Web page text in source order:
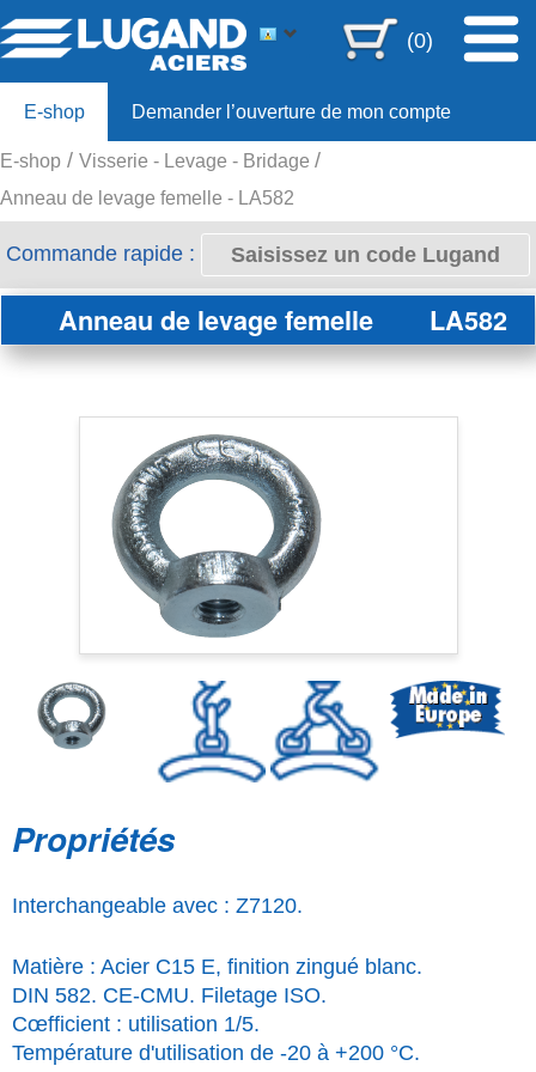
(0)
E-shop Demander l’ouverture de mon compte
Offre 80ans
E-shop
Visserie - Levage - Bridage
Anneau de levage femelle - LA582
Commande rapide :
Anneau de levage femelle LA582
Propriétés
Interchangeable avec : Z7120.
Matière : Acier C15 E, finition zingué blanc.
DIN 582. CE-CMU. Filetage ISO.
Cœfficient : utilisation 1/5.
Température d'utilisation de -20 à +200 °C.